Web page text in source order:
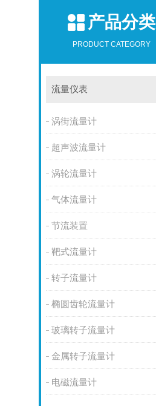
产品分类
PRODUCT CATEGORY
流量仪表
涡街流量计
超声波流量计
涡轮流量计
气体流量计
节流装置
靶式流量计
转子流量计
椭圆齿轮流量计
玻璃转子流量计
金属转子流量计
电磁流量计